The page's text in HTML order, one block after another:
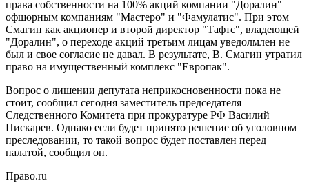
права собственности на 100% акций компании "Доралин"
офшорным компаниям "Мастеро" и "Фамулатис". При этом
Смагин как акционер и второй директор "Тафтс", владеющей
"Доралин", о переходе акций третьим лицам уведолмлен не
был и свое согласие не давал. В результате, В. Смагин утратил
право на имущественный комплекс "Европак".
Вопрос о лишении депутата неприкосновенности пока не
стоит, сообщил сегодня заместитель председателя
Следственного Комитета при прокуратуре РФ Василий
Пискарев. Однако если будет принято решение об уголовном
преследовании, то такой вопрос будет поставлен перед
палатой, сообщил он.
Право.ru